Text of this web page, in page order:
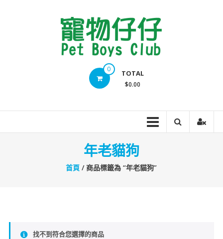
0 TOTAL
$0.00
年老貓狗
首頁 / 商品標籤為 “年老貓狗”
找不到符合您選擇的商品